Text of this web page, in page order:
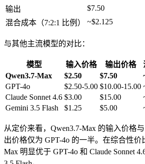
输出
$7.50
混合成本（7:2:1 比例）
~$2.125
与其他主流模型的对比：
模型 输入价格 输出价格
Qwen3.7-Max
$2.50 $7.50
GPT-4o
$2.50-5.00 $10.00-15.00
Claude Sonnet 4.6 $3.00 $15.00
Gemini 3.5 Flash
$1.25 $5.00
从定价来看，Qwen3.7-Max 的输入价格
出价格仅为 GPT-4o 的一半。在综合性价
Max 明显优于 GPT-4o 和 Claude Sonnet